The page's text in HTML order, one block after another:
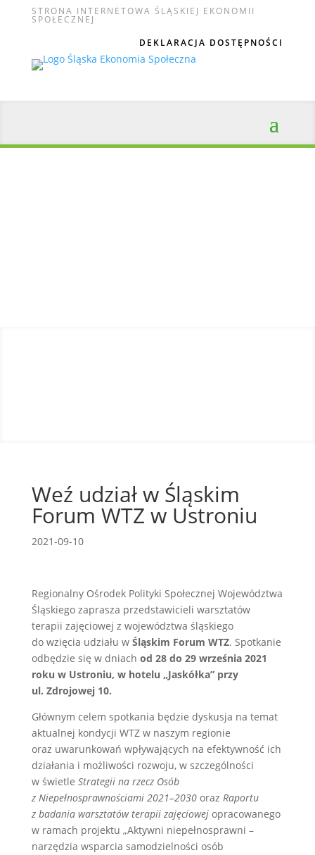
STRONA INTERNETOWA ŚLĄSKIEJ EKONOMII
SPOŁECZNEJ
DEKLARACJA DOSTĘPNOŚCI
Weź udział w Śląskim
Forum WTZ w Ustroniu
2021-09-10
Regionalny Ośrodek Polityki Społecznej Województwa
Śląskiego zaprasza przedstawicieli warsztatów
terapii zajęciowej z województwa śląskiego
do wzięcia udziału w Śląskim Forum WTZ. Spotkanie
odbędzie się w dniach od 28 do 29 września 2021
roku w Ustroniu, w hotelu „Jaskółka” przy
ul. Zdrojowej 10.
Głównym celem spotkania będzie dyskusja na temat
aktualnej kondycji WTZ w naszym regionie
oraz uwarunkowań wpływających na efektywność ich
działania i możliwości rozwoju, w szczególności
w świetle Strategii na rzecz Osób
z Niepełnosprawnościami 2021–2030oraz Raportu
z badania warsztatów terapii zajęciowejopracowanego
w ramach projektu „Aktywni niepełnosprawni –
narzędzia wsparcia samodzielności osób